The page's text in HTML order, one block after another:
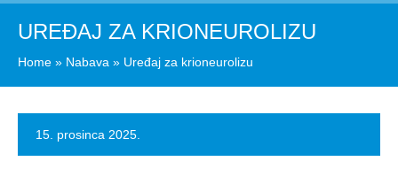
UREĐAJ ZA KRIONEUROLIZU
Home » Nabava » Uređaj za krioneurolizu
15. prosinca 2025.